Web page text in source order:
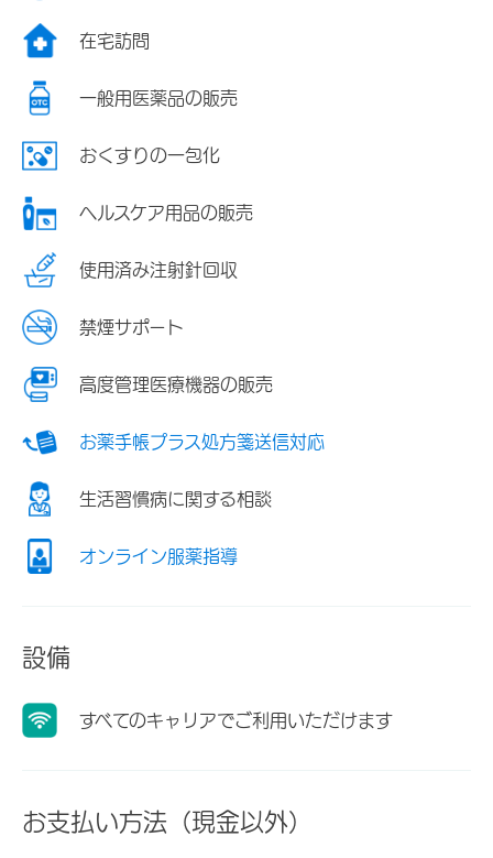
在宅訪問
一般用医薬品の販売
おくすりの一包化
ヘルスケア用品の販売
使用済み注射針回収
禁煙サポート
高度管理医療機器の販売
お薬手帳プラス処方箋送信対応
生活習慣病に関する相談
オンライン服薬指導
設備
すべてのキャリアでご利用いただけます
お支払い方法（現金以外）